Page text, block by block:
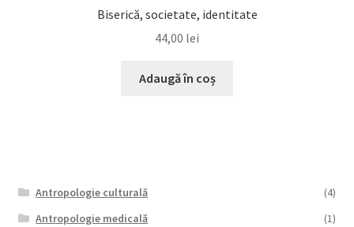
Biserică, societate, identitate
44,00 lei
Adaugă în coș
Antropologie culturală
(4)
Antropologie medicală
(1)